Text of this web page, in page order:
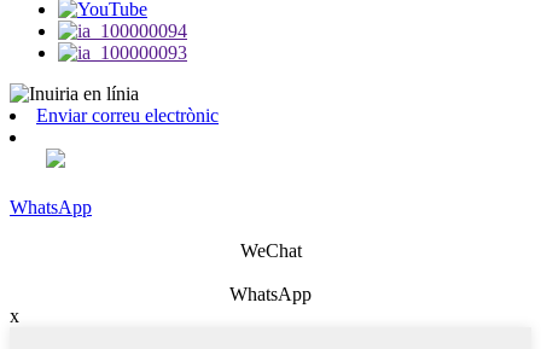
Enviar correu electrònic
WhatsApp
WeChat
WhatsApp
x